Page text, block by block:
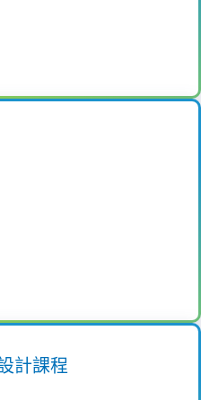
計課程